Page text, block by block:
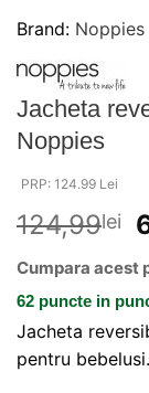
Brand: Noppies
Jacheta
Noppies
PRP: 124.99 Lei
124,99lei
Cumpara acest
62 puncte in
Jacheta
pentru bebelusi.